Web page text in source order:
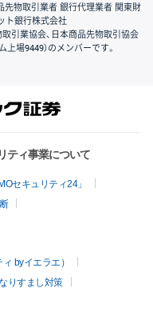
先物取引業者 銀行代理業者 関東財
ト銀行株式会社
引業協会、日本商品先物取引協会
場9449）のメンバーです。
ティ事業について
セキュリティ24」
byイエラエ）
りすまし対策